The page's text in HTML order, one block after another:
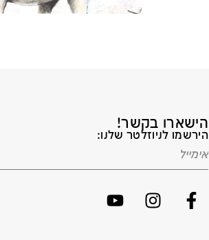
הישארו בקשר!
הירשמו לניוזלטר שלנו: